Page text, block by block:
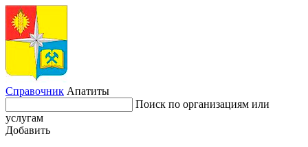
Справочник Апатиты
Поиск по организациям или
услугам
Добавить